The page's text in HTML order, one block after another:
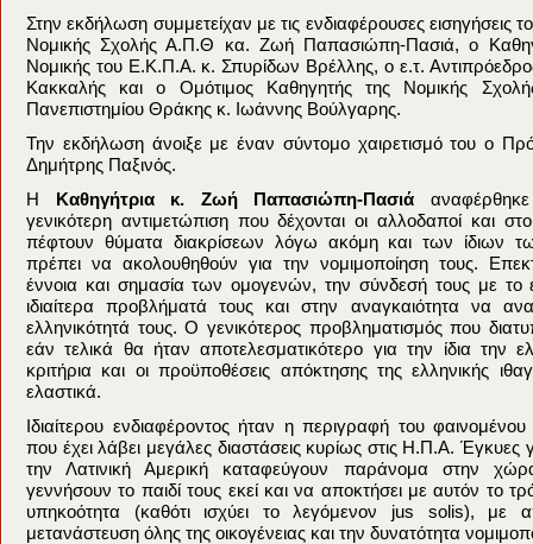
Στην εκδήλωση συμμετείχαν με τις ενδιαφέρουσες εισηγήσεις
Νομικής Σχολής Α.Π.Θ κα. Ζωή Παπασιώπη-Πασιά, ο
Νομικής του Ε.Κ.Π.Α. κ. Σπυρίδων Βρέλλης, ο ε.τ.
Κακκαλής και ο Ομότιμος Καθηγητής της Νομικής
Πανεπιστημίου Θράκης κ. Ιωάννης Βούλγαρης.
Την εκδήλωση άνοιξε με έναν σύντομο χαιρετισμό του ο
Δημήτρης Παξινός.
Η Καθηγήτρια κ. Ζωή Παπασιώπη-Πασιά
γενικότερη αντιμετώπιση που δέχονται οι αλλοδαποί και
πέφτουν θύματα διακρίσεων λόγω ακόμη και των ίδιων
πρέπει να ακολουθηθούν για την νομιμοποίηση τους.
έννοια και σημασία των ομογενών, την σύνδεσή τους με το
ιδιαίτερα προβλήματά τους και στην αναγκαιότητα να
ελληνικότητά τους. Ο γενικότερος προβληματισμός που
εάν τελικά θα ήταν αποτελεσματικότερο για την ίδια την
κριτήρια και οι προϋποθέσεις απόκτησης της ελληνικής
ελαστικά.
Ιδιαίτερου ενδιαφέροντος ήταν η περιγραφή του
που έχει λάβει μεγάλες διαστάσεις κυρίως στις Η.Π.Α. Έγκυες
την Λατινική Αμερική καταφεύγουν παράνομα στην
γεννήσουν το παιδί τους εκεί και να αποκτήσει με αυτόν το
υπηκοότητα (καθότι ισχύει το λεγόμενον jus solis), με
μετανάστευση όλης της οικογένειας και την δυνατότητα